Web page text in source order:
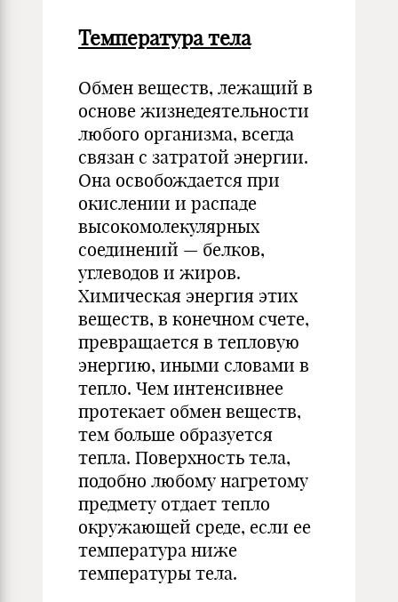
Температура тела
Обмен веществ, лежащий в
основе жизнедеятельности
любого организма, всегда
связан с затратой энергии.
Она освобождается при
окислении и распаде
высокомолекулярных
соединений — белков,
углеводов и жиров.
Химическая энергия этих
веществ, в конечном счете,
превращается в тепловую
энергию, иными словами в
тепло. Чем интенсивнее
протекает обмен веществ,
тем больше образуется
тепла. Поверхность тела,
подобно любому нагретому
предмету отдает тепло
окружающей среде, если ее
температура ниже
температуры тела.